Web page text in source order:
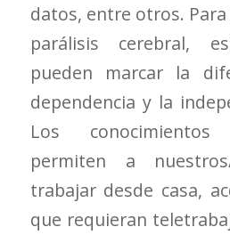
datos, entre otros.
parálisis cerebral,
pueden marcar la
dependencia y la
Los
permiten a
trabajar desde casa,
que requieran